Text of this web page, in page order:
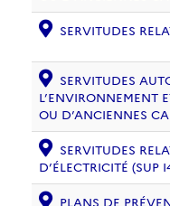
SERVITUDES
SERVITUDES
L’ENVIRONNEMENT
OU D’ANCIENNES
SERVITUDES
D’ÉLECTRICITÉ (SUP
PLANS DE